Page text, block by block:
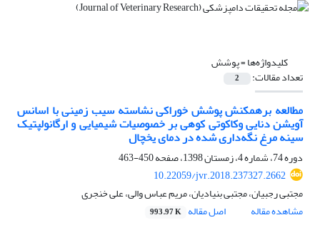
کلیدواژه‌ها =پوشش
تعداد مقالات: 2
مطالعه برهمکنش پوشش خوراکی نشاسته سیب زمینی با اسانس
آویشن دنایی وکاکوتی کوهی بر خصوصیات شیمیایی و ارگانولپتیک
سینه مرغ نگه‌داری شده در دمای یخچال
دوره 74، شماره 4، زمستان 1398، صفحه
450-463
10.22059/jvr.2018.237327.2662
مجتبی رجبیان، مجتبی بنیادیان، مریم عباس والی، علی خنجری
مشاهده مقاله
اصل مقاله 993.97 K